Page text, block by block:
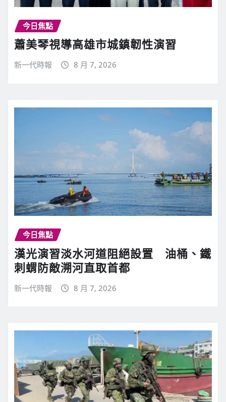
今日焦點
蕭美琴視導高雄市城鎮韌性演習
新一代時報 8 月 7, 2026
今日焦點
漢光演習淡水河道阻絕設置 油桶、鐵
刺蝟防敵溯河直取首都
新一代時報 8 月 7, 2026